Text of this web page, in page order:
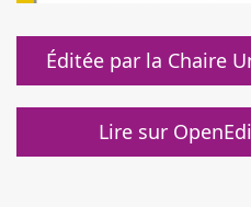
Éditée par la Chaire
Lire sur